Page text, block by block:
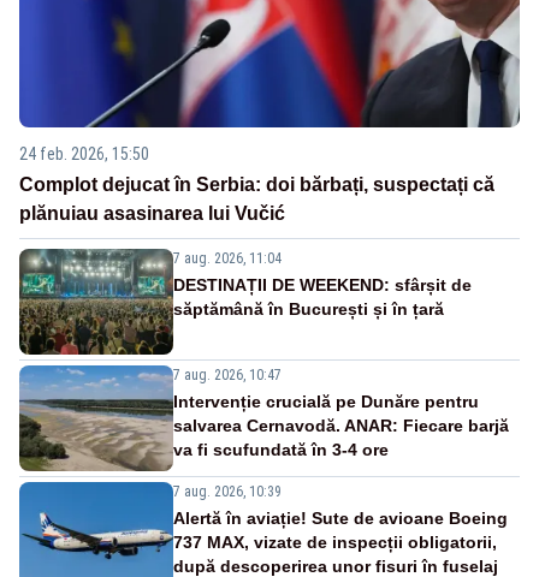
24 feb. 2026, 15:50
Complot dejucat în Serbia: doi bărbați, suspectați că
plănuiau asasinarea lui Vučić
7 aug. 2026, 11:04
DESTINAȚII DE WEEKEND: sfârșit de
săptămână în București și în țară
7 aug. 2026, 10:47
Intervenție crucială pe Dunăre pentru
salvarea Cernavodă. ANAR: Fiecare barjă
va fi scufundată în 3-4 ore
7 aug. 2026, 10:39
Alertă în aviație! Sute de avioane Boeing
737 MAX, vizate de inspecții obligatorii,
după descoperirea unor fisuri în fuselaj